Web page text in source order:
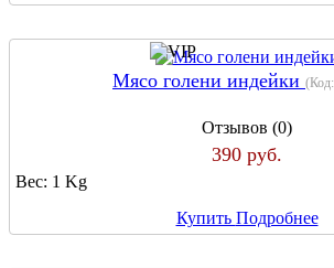
Мясо голени индейки (Код:
Отзывов (0)
390 руб.
Вес: 1 Kg
Купить Подробнее